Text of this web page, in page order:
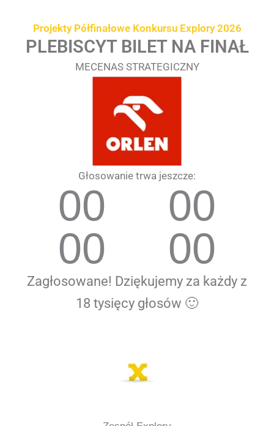
Projekty Półfinałowe Konkursu Explory 2026
PLEBISCYT BILET NA FINAŁ
MECENAS STRATEGICZNY
Głosowanie trwa jeszcze:
00
00
00
00
Zagłosowane! Dziękujemy za każdy z
18 tysięcy głosów 🙂